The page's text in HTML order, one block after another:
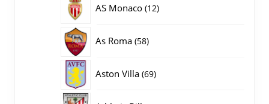
AS Monaco 1212
As Roma 5858
Aston Villa 6969